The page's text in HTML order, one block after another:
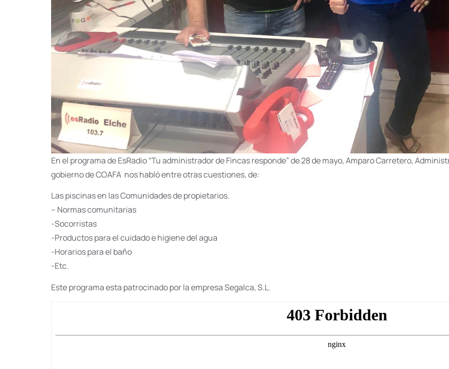
En el programa de EsRadio “Tu administrador de Fincas responde” de 28 de mayo, Amparo Carretero,
gobierno de COAFA nos habló entre otras cuestiones, de:
Las piscinas en las Comunidades de propietarios.
– Normas comunitarias
-Socorristas
-Productos para el cuidado e higiene del agua
-Horarios para el baño
-Etc.
Este programa esta patrocinado por la empresa Segalca, S.L.